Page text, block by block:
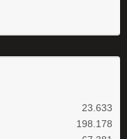
23.633
198.178